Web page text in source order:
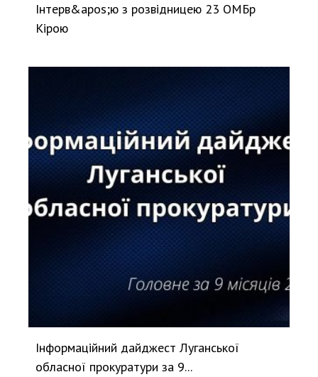
Інтерв&apos;ю з розвідницею 23 ОМБр
Кірою
Інформаційний дайджест Луганської
обласної прокуратури за 9...